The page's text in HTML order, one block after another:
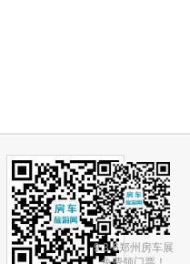
9.3-6郑州房车展
免费领门票！